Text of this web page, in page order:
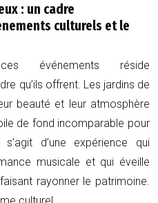
: un cadre
culturels et le
événements réside
qu’ils offrent. Les jardins de
beauté et leur atmosphère
de fond incomparable pour
d’une expérience qui
musicale et qui éveille
rayonner le patrimoine.